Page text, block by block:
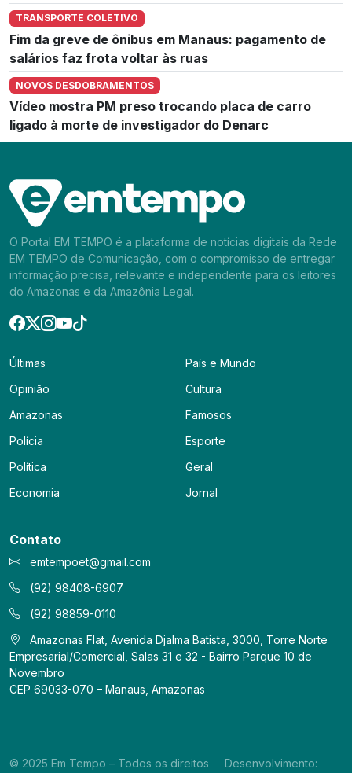
TRANSPORTE COLETIVO
Fim da greve de ônibus em Manaus: pagamento de
salários faz frota voltar às ruas
NOVOS DESDOBRAMENTOS
Vídeo mostra PM preso trocando placa de carro
ligado à morte de investigador do Denarc
O Portal EM TEMPO é a plataforma de notícias digitais da Rede
EM TEMPO de Comunicação, com o compromisso de entregar
informação precisa, relevante e independente para os leitores
do Amazonas e da Amazônia Legal.
Últimas
Opinião
Amazonas
Polícia
Política
Economia
País e Mundo
Cultura
Famosos
Esporte
Geral
Jornal
Contato
emtempoet@gmail.com
(92) 98408-6907
(92) 98859-0110
Amazonas Flat, Avenida Djalma Batista, 3000, Torre Norte
Empresarial/Comercial, Salas 31 e 32 - Bairro Parque 10 de
Novembro
CEP 69033-070 – Manaus, Amazonas
© 2025 Em Tempo – Todos os direitos
Desenvolvimento: